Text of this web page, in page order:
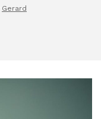
Gerard